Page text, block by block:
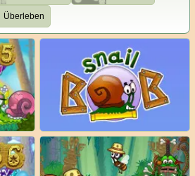
Überleben